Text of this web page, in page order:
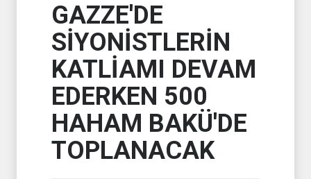
GAZZE'DE
SİYONİSTLERİN
KATLİAMI DEVAM
EDERKEN 500
HAHAM BAKÜ'DE
TOPLANACAK